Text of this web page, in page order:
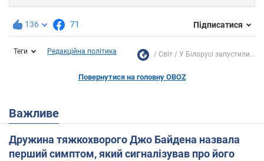
136 71 Підписатися
Теги Редакційна політика Світ У Білорусі запустили...
Повернутися на головну OBOZ
Важливе
Дружина тяжкохворого Джо Байдена назвала
перший симптом, який сигналізував про його